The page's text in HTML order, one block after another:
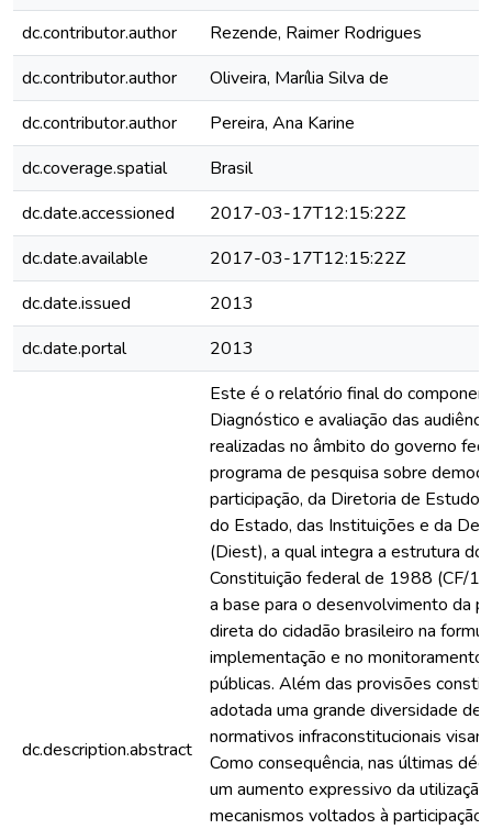
dc.contributor.author
Rezende, Raimer Rodrigues
dc.contributor.author
Oliveira, Marília Silva de
dc.contributor.author
Pereira, Ana Karine
dc.coverage.spatial
Brasil
dc.date.accessioned
2017-03-17T12:15:22Z
dc.date.available
2017-03-17T12:15:22Z
dc.date.issued
2013
dc.date.portal
2013
dc.description.abstract
Este é o relatório final do
Diagnóstico e avaliação das
realizadas no âmbito do governo
programa de pesquisa sobre
participação, da Diretoria de
do Estado, das Instituições e da
(Diest), a qual integra a estrutura do
Constituição federal de 1988 (CF/
a base para o desenvolvimento da
direta do cidadão brasileiro na
implementação e no monitoramento
públicas. Além das provisões
adotada uma grande diversidade de
normativos infraconstitucionais
Como consequência, nas últimas
um aumento expressivo da
mecanismos voltados à participação